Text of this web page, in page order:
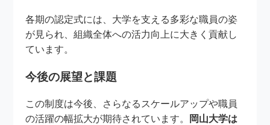
各期の認定式には、大学を支える多彩な職員の姿
が見られ、組織全体への活力向上に大きく貢献し
ています。
今後の展望と課題
この制度は今後、さらなるスケールアップや職員
の活躍の幅拡大が期待されています。
岡山大学は